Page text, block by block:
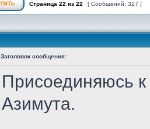
Страница 22 из 22 [ Сообщений: 327 ]
Заголовок сообщения:
Присоединяюсь
Азимута.